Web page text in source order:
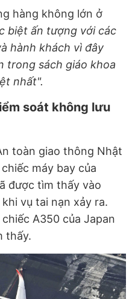
hàng không lớn ở
biệt ấn tượng với các
hành khách vì đây
trong sách giáo khoa
nhất".
soát không lưu
toàn giao thông Nhật
máy bay của
được tìm thấy vào
vụ tai nạn xảy ra.
A350 của Japan
thấy.